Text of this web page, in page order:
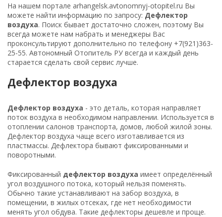
На нашем портале arhangelsk.avtonomnyj-otopitel.ru Вы
можете найти информацию по запросу: Дефлектор
воздуха. Поиск бывает достаточно сложен, поэтому Вы
всегда можете нам набрать и менеджеры Вас
проконсультируют дополнительно по телефону +7(921)363-
25-55. Автономный Отопитель РУ всегда и каждый день
старается сделать свой сервис лучше.
Дефлектор воздуха
Дефлектор воздуха - это деталь, которая направляет
поток воздуха в необходимом направлении. Используется в
отоплении салонов транспорта, домов, любой жилой зоны.
Дефлектор воздуха чаще всего изготавливается из
пластмассы. Дефлектора бывают фиксированными и
поворотными.
Фиксированный дефлектор воздуха имеет определённый
угол воздушного потока, который нельзя поменять.
Обычно такие устанавливают на забор воздуха, в
помещении, в жилых отсеках, где нет необходимости
менять угол обдува. Такие дефлекторы дешевле и проще.